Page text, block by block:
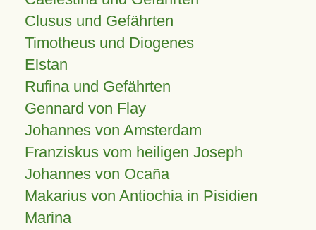
Clusus und Gefährten
Timotheus und Diogenes
Elstan
Rufina und Gefährten
Gennard von Flay
Johannes von Amsterdam
Franziskus vom heiligen Joseph
Johannes von Ocaña
Makarius von Antiochia in Pisidien
Marina